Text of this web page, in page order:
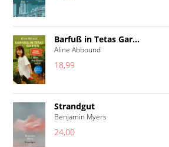
Barfuß in Tetas Gar...
Aline Abbound
18,99
Strandgut
Benjamin Myers
24,00